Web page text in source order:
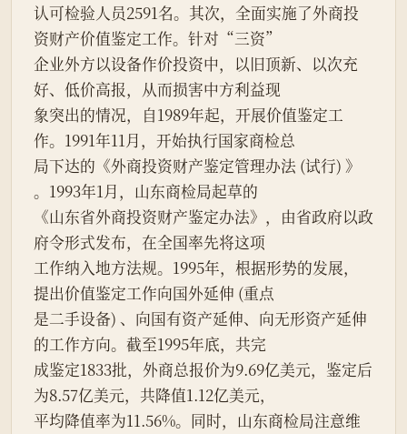
认可检验人员2591名。其次，全面实施了外商投
资财产价值鉴定工作。针对“三资”
企业外方以设备作价投资中，以旧顶新、以次充
好、低价高报，从而损害中方利益现
象突出的情况，自1989年起，开展价值鉴定工
作。1991年11月，开始执行国家商检总
局下达的《外商投资财产鉴定管理办法 (试行) 》
。1993年1月，山东商检局起草的
《山东省外商投资财产鉴定办法》，由省政府以政
府令形式发布，在全国率先将这项
工作纳入地方法规。1995年，根据形势的发展，
提出价值鉴定工作向国外延伸 (重点
是二手设备) 、向国有资产延伸、向无形资产延伸
的工作方向。截至1995年底，共完
成鉴定1833批，外商总报价为9.69亿美元，鉴定后
为8.57亿美元，共降值1.12亿美元，
平均降值率为11.56%。同时，山东商检局注意维